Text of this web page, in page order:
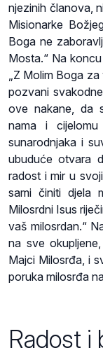
njezinih članova,
Misionarke
Boga ne
Mosta.“ Na
„Z Molim Boga
pozvani
ove nakane, da
nama i
sunarodnjaka i
ubuduće otvara
radost i mir u
sami činiti djela
Milosrdni Isus
vaš milosrdan.“
na sve
Majci Milosrđa, i
poruka milosrđa
Radost i